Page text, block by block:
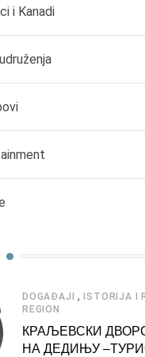
i Kanadi
DOGAĐAJI ,ISTORIJA I
REGION
КРАЉЕВСКИ
НА ДЕДИЊУ